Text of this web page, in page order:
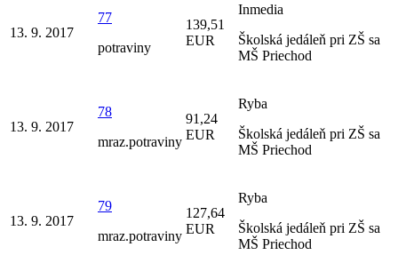
13. 9. 2017
77
potraviny
139,51
EUR
Inmedia
Školská jedáleň pri ZŠ sa
MŠ Priechod
13. 9. 2017
78
mraz.potraviny
91,24
EUR
Ryba
Školská jedáleň pri ZŠ sa
MŠ Priechod
13. 9. 2017
79
mraz.potraviny
127,64
EUR
Ryba
Školská jedáleň pri ZŠ sa
MŠ Priechod